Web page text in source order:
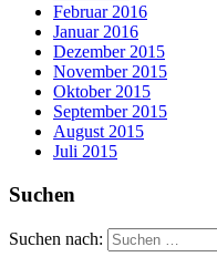
Februar 2016
Januar 2016
Dezember 2015
November 2015
Oktober 2015
September 2015
August 2015
Juli 2015
Suchen
Suchen nach: